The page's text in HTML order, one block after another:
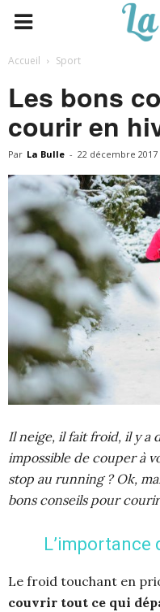
Accueil Sport
Les bons
courir en
Par La Bulle - 22 décembre 2017
Il neige, il fait froid, il y a
impossible de couper à
stop au running ? Ok,
bons conseils pour
L’importance
Le froid touchant en
couvrir tout ce qui